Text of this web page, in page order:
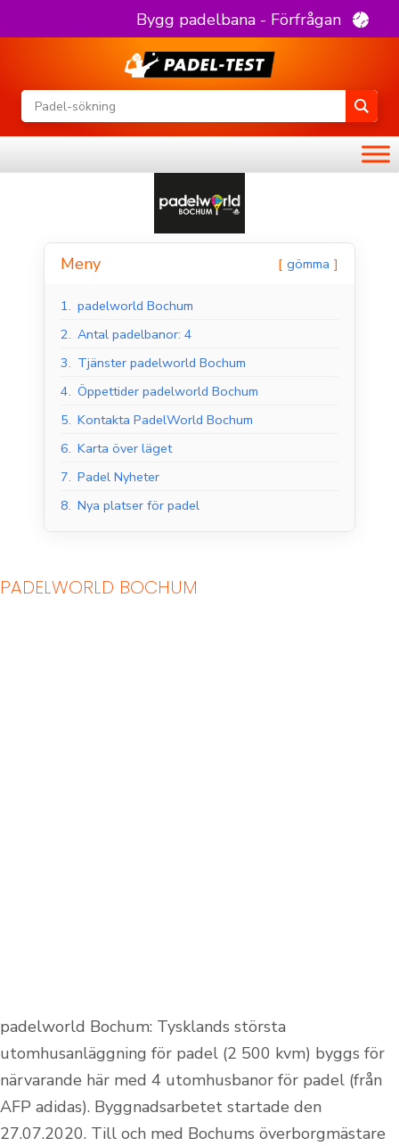
Bygg padelbana - Förfrågan
Meny gömma
1. padelworld Bochum
2. Antal padelbanor: 4
3. Tjänster padelworld Bochum
4. Öppettider padelworld Bochum
5. Kontakta PadelWorld Bochum
6. Karta över läget
7. Padel Nyheter
8. Nya platser för padel
PADELWORLD BOCHUM
padelworld Bochum: Tysklands största
utomhusanläggning för padel (2 500 kvm) byggs för
närvarande här med 4 utomhusbanor för padel (från
AFP adidas). Byggnadsarbetet startade den
27.07.2020. Till och med Bochums överborgmästare